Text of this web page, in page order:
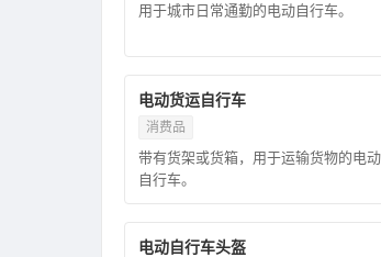
用于城市日常通勤的电动自行车。
电动货运自行车
消费品
带有货架或货箱，用于运输货物的电动
自行车。
电动自行车头盔